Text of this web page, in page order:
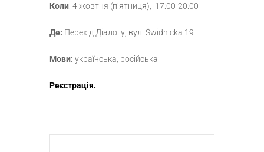
Коли: 4 жовтня (п’ятниця), 17:00-20:00
Де: Перехід Діалогу, вул. Świdnicka 19
Мови: українська, російська
Реєстрація.